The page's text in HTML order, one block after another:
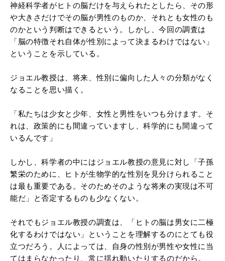
神経科学者がヒトの脳だけを与えられたとしたら、その形
や大きさだけでその脳が男性のものか、それとも女性のも
のかという判断はできるという。しかし、今回の調査は
「脳の特徴それ自体が性別によって決まるわけではない」
ということを示している。
ジョエル教授は、将来、性別に偏向した人々の分類がなく
なることを思い描く。
「私たちは少女と少年、女性と男性をいつも分けます。そ
れは、政策的にも間違っていますし、科学的にも間違って
いるんです」
しかし、科学者の中にはジョエル教授の意見に対し「子孫
繁栄のために、ヒトが生物学的な性別を見分けられること
は最も重要である。そのためそのような将来の実現は不可
能だ」と否定するものも少なくない。
それでもジョエル教授の調査は、「ヒトの脳は男女に二極
化するわけではない」ということを理解するのにとても役
立つだろう。人によっては、自身の性別が男性や女性に当
てはまらなかったり、常に揺れ動いたりするのだから。